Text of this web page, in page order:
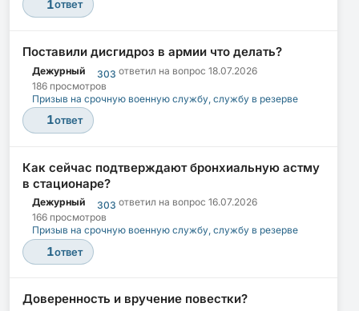
1ответ
Поставили дисгидроз в армии что делать?
Дежурный 303 ответил на вопрос 18.07.2026
186 просмотров
Призыв на срочную военную службу, службу в резерве
1ответ
Как сейчас подтверждают бронхиальную астму
в стационаре?
Дежурный 303 ответил на вопрос 16.07.2026
166 просмотров
Призыв на срочную военную службу, службу в резерве
1ответ
Доверенность и вручение повестки?